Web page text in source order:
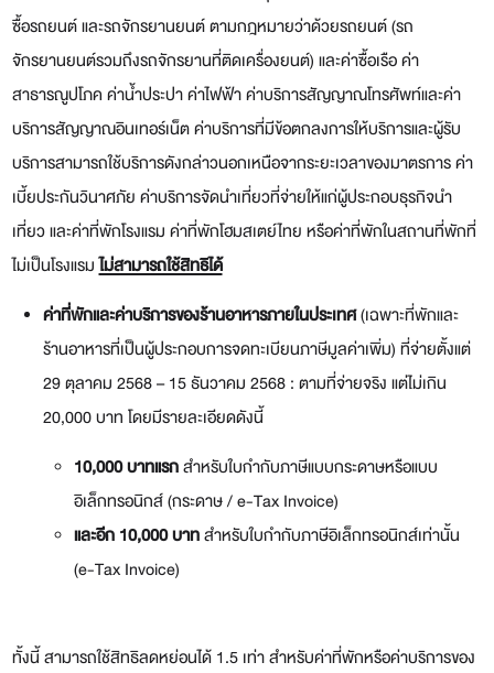
ซื้อรถยนต์ และรถจักรยานยนต์ ตามกฎหมายว่าด้วยรถยนต์ (รถ
จักรยานยนต์รวมถึงรถจักรยานที่ติดเครื่องยนต์) และค่าซื้อเรือ ค่า
สาธารณูปโภค ค่าน้ำประปา ค่าไฟฟ้า ค่าบริการสัญญาณโทรศัพท์และค่า
บริการสัญญาณอินเทอร์เน็ต ค่าบริการที่มีข้อตกลงการให้บริการและผู้รับ
บริการสามารถใช้บริการดังกล่าวนอกเหนือจากระยะเวลาของมาตรการ ค่า
เบี้ยประกันวินาศภัย ค่าบริการจัดนำเที่ยวที่จ่ายให้แก่ผู้ประกอบธุรกิจนำ
เที่ยว และค่าที่พักโรงแรม ค่าที่พักโฮมสเตย์ไทย หรือค่าที่พักในสถานที่พักที่
ไม่เป็นโรงแรมไม่สามารถใช้สิทธิได้
ค่าที่พักและค่าบริการของร้านอาหารภายในประเทศ(เฉพาะที่พักและ
ร้านอาหารที่เป็นผู้ประกอบการจดทะเบียนภาษีมูลค่าเพิ่ม) ที่จ่ายตั้งแต่
29 ตุลาคม 2568 – 15 ธันวาคม 2568 : ตามที่จ่ายจริง แต่ไม่เกิน
20,000 บาท โดยมีรายละเอียดดังนี้
10,000 บาทแรกสำหรับใบกำกับภาษีแบบกระดาษหรือแบบ
อิเล็กทรอนิกส์ (กระดาษ / e-Tax Invoice)
และอีก 10,000 บาทสำหรับใบกำกับภาษีอิเล็กทรอนิกส์เท่านั้น
(e-Tax Invoice)
ทั้งนี้ สามารถใช้สิทธิลดหย่อนได้ 1.5 เท่า สำหรับค่าที่พักหรือค่าบริการของ